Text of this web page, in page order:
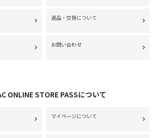
返品・交換について
お問い合わせ
ONLINE STORE PASSについて
マイページについて